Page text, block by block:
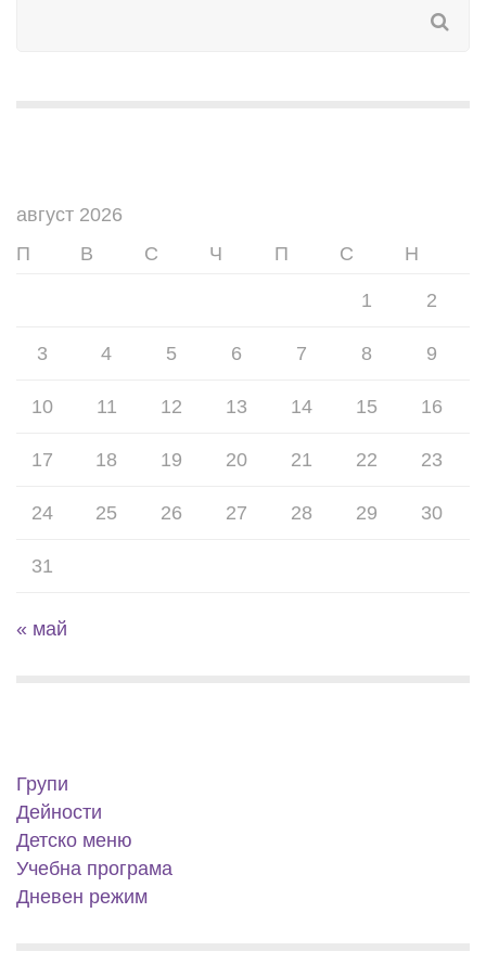
август 2026
П
В С Ч П С Н
1 2
3 4 5 6 7 8 9
10 11 12 13 14 15 16
17 18 19 20 21 22 23
24 25 26 27 28 29 30
31
« май
Групи
Дейности
Детско меню
Учебна програма
Дневен режим